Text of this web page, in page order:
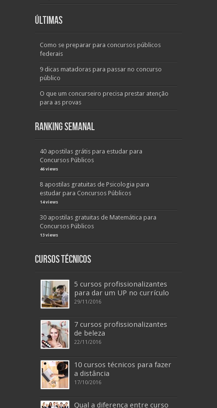
Últimas
Como se preparar para concursos públicos
federais
9 dicas matadoras para passar no concurso
público
O que um concurseiro precisa prestar atenção
para as provas
Ranking Semanal
40 apostilas grátis para estudar para
Concursos Públicos
46 views
8 apostilas gratuitas de Psicologia para
estudar para Concursos Públicos
14 views
30 apostilas gratuitas de Matemática para
Concursos Públicos
13 views
Cursos Técnicos
5 cursos profissionalizantes
para dar um UP no currículo
29/11/2016
7 cursos profissionalizantes
de beleza
22/11/2016
10 cursos técnicos para fazer
a distância
17/10/2016
Qual a diferença entre curso